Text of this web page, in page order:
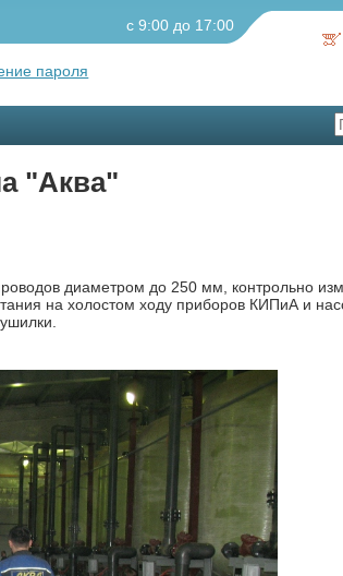
c 9:00 до 17:00
пароля
"Аква"
диаметром до 250 мм, контрольно
на холостом ходу приборов КИПиА и